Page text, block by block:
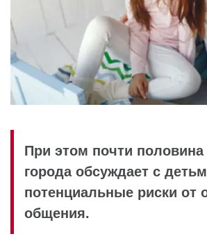
При этом почти половина
города обсуждает с
потенциальные риски от
общения.